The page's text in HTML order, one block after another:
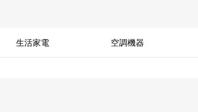
生活家電 空調機器